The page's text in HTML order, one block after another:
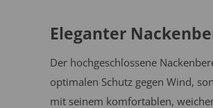
Eleganter
Der hochgeschlossene
optimalen Schutz gegen Wind,
mit seinem komfortablen,